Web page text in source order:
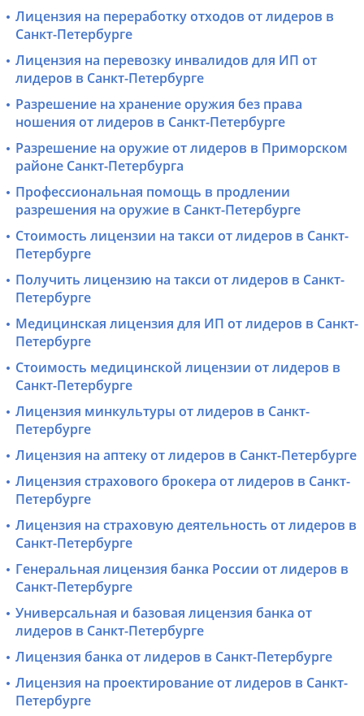
Лицензия на переработку отходов от лидеров в
Санкт-Петербурге
Лицензия на перевозку инвалидов для ИП от
лидеров в Санкт-Петербурге
Разрешение на хранение оружия без права
ношения от лидеров в Санкт-Петербурге
Разрешение на оружие от лидеров в Приморском
районе Санкт-Петербурга
Профессиональная помощь в продлении
разрешения на оружие в Санкт-Петербурге
Стоимость лицензии на такси от лидеров в Санкт-
Петербурге
Получить лицензию на такси от лидеров в Санкт-
Петербурге
Медицинская лицензия для ИП от лидеров в Санкт-
Петербурге
Стоимость медицинской лицензии от лидеров в
Санкт-Петербурге
Лицензия минкультуры от лидеров в Санкт-
Петербурге
Лицензия на аптеку от лидеров в Санкт-Петербурге
Лицензия страхового брокера от лидеров в Санкт-
Петербурге
Лицензия на страховую деятельность от лидеров в
Санкт-Петербурге
Генеральная лицензия банка России от лидеров в
Санкт-Петербурге
Универсальная и базовая лицензия банка от
лидеров в Санкт-Петербурге
Лицензия банка от лидеров в Санкт-Петербурге
Лицензия на проектирование от лидеров в Санкт-
Петербурге